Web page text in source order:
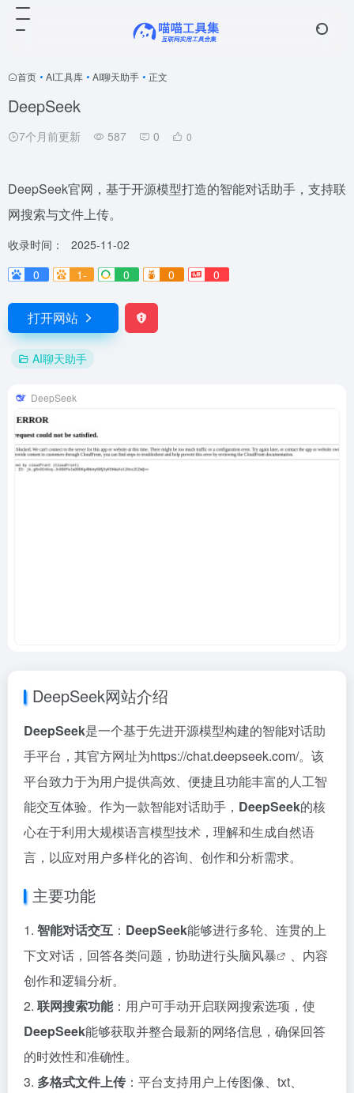
首页 • AI工具库 • AI聊天助手 • 正文
DeepSeek
7个月前更新 587 0 0
DeepSeek官网，基于开源模型打造的智能对话助手，支持联
网搜索与文件上传。
收录时间：
2025-11-02
0
1- 0 0 0
打开网站
AI聊天助手
DeepSeek
DeepSeek网站介绍
DeepSeek是一个基于先进开源模型构建的智能对话助
手平台，其官方网址为https://chat.deepseek.com/。该
平台致力于为用户提供高效、便捷且功能丰富的人工智
能交互体验。作为一款智能对话助手， DeepSeek的核
心在于利用大规模语言模型技术，理解和生成自然语
言，以应对用户多样化的咨询、创作和分析需求。
主要功能
1. 智能对话交互 ： DeepSeek能够进行多轮、连贯的上
下文对话，回答各类问题，协助进行头脑风暴
、内容
创作和逻辑分析。
2. 联网搜索功能：用户可手动开启联网搜索选项，使
DeepSeek能够获取并整合最新的网络信息，确保回答
的时效性和准确性。
3. 多格式文件上传 ：平台支持用户上传图像、txt、